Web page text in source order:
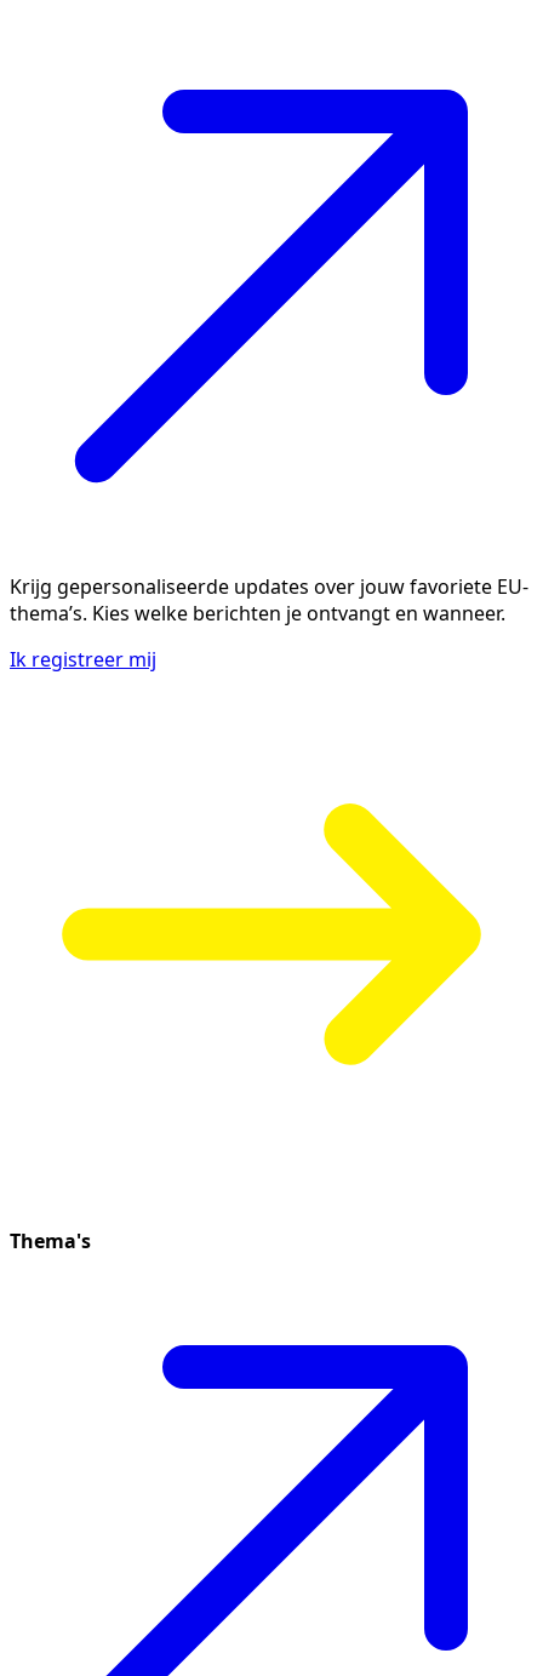
Krijg gepersonaliseerde updates over jouw favoriete EU-
thema’s. Kies welke berichten je ontvangt en wanneer.
Ik registreer mij
Thema's